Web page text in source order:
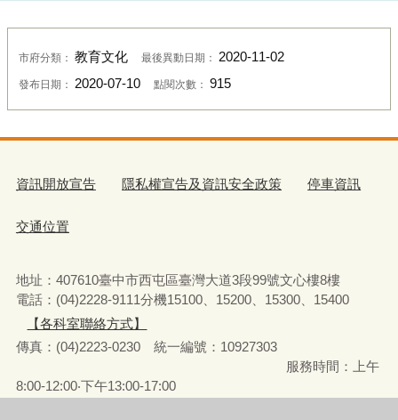
市府分類： 教育文化 最後異動日期： 2020-11-02
發布日期： 2020-07-10 點閱次數： 915
資訊開放宣告 隱私權宣告及資訊安全政策 停車資訊
交通位置
地址：407610臺中市西屯區臺灣大道3段99號文心樓8樓
電話：(04)2228-9111分機15100、15200、15300、15400
【各科室聯絡方式】
傳真：(04)2223-0230 統一編號： 10927303
服務時間：上午
8:00-12:00‧下午13:00-17:00